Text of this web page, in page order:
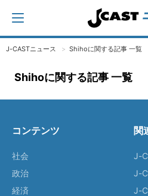
J-CASTニュース Shihoに関する記事 一覧
Shihoに関する記事 一覧
コンテンツ
社会
政治
経済
関
J-
J-
J-